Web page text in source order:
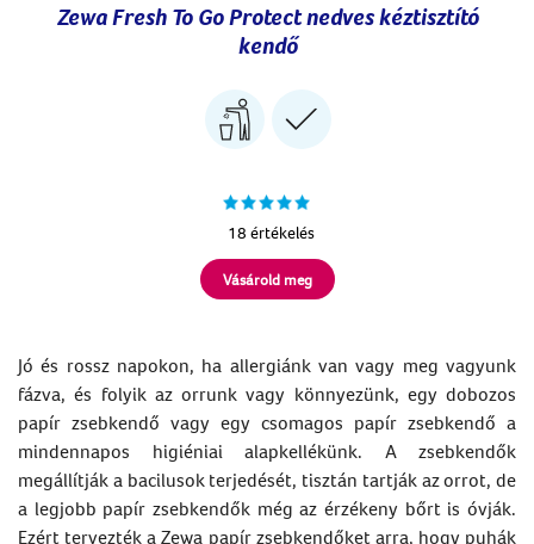
Zewa Fresh To Go Protect nedves kéztisztító
kendő
18 értékelés
Vásárold meg
Jó és rossz napokon, ha allergiánk van vagy meg vagyunk
fázva, és folyik az orrunk vagy könnyezünk, egy dobozos
papír zsebkendő vagy egy csomagos papír zsebkendő a
mindennapos higiéniai alapkellékünk. A zsebkendők
megállítják a bacilusok terjedését, tisztán tartják az orrot, de
a legjobb papír zsebkendők még az érzékeny bőrt is óvják.
Ezért tervezték a Zewa papír zsebkendőket arra, hogy puhák